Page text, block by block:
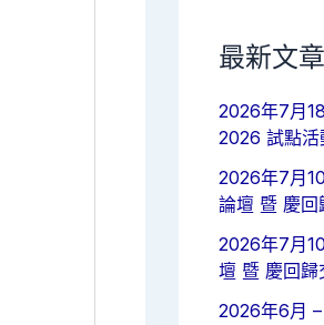
最新文章
2026年7月
2026 試點
2026年7月
論壇 暨 慶回
2026年7月
壇 暨 慶回歸
2026年6月